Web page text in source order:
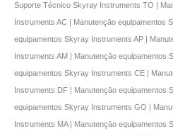
Suporte Técnico Skyray Instruments TO |
Instruments AC | Manutençāo equipamentos
equipamentos Skyray Instruments AP |
Instruments AM | Manutençāo equipamentos
equipamentos Skyray Instruments CE |
Instruments DF | Manutençāo equipamentos
equipamentos Skyray Instruments GO |
Instruments MA | Manutençāo equipamentos